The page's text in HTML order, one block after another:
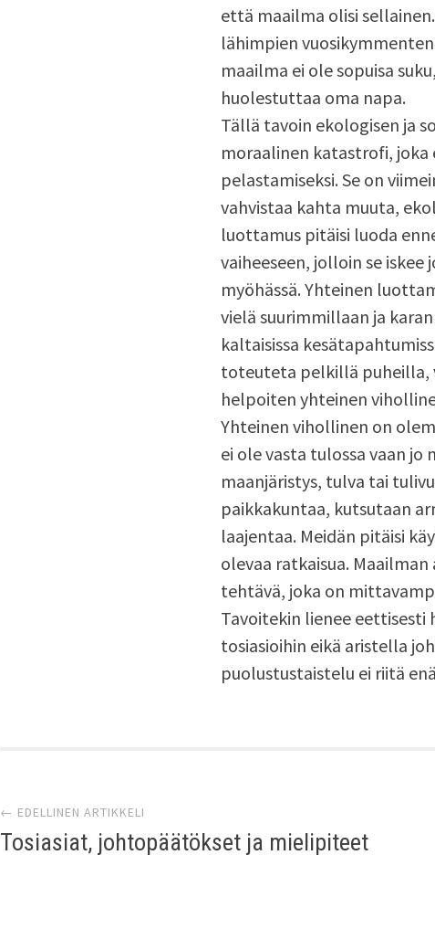
että maailma olisi
lähimpien
maailma ei ole sopuisa
huolestuttaa oma napa.
Tällä tavoin ekologisen ja
moraalinen katastrofi,
pelastamiseksi. Se on
vahvistaa kahta muuta,
luottamus pitäisi luoda
vaiheeseen, jolloin se
myöhässä. Yhteinen
vielä suurimmillaan ja
kaltaisissa
toteuteta pelkillä puheilla,
helpoiten yhteinen
Yhteinen vihollinen on
ei ole vasta tulossa vaan jo
maanjäristys, tulva tai
paikkakuntaa, kutsutaan
laajentaa. Meidän pitäisi
olevaa ratkaisua.
tehtävä, joka on
Tavoitekin lienee eettisesti
tosiasioihin eikä aristella
puolustustaistelu ei riitä
selaus
← EDELLINEN ARTIKKELI
Tosiasiat, johtopäätökset ja mielipiteet